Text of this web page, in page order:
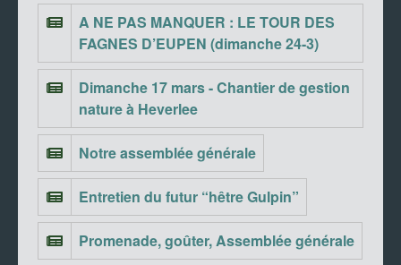
A NE PAS MANQUER : LE TOUR DES
FAGNES D’EUPEN (dimanche 24-3)
Dimanche 17 mars - Chantier de gestion
nature à Heverlee
Notre assemblée générale
Entretien du futur “hêtre Gulpin”
Promenade, goûter, Assemblée générale